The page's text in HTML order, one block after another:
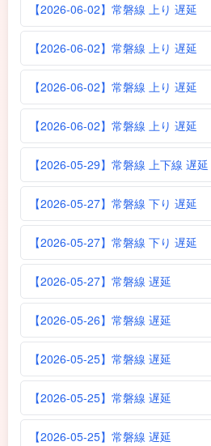
【2026-06-02】常磐線 上り 遅延
【2026-06-02】常磐線 上り 遅延
【2026-06-02】常磐線 上り 遅延
【2026-06-02】常磐線 上り 遅延
【2026-05-29】常磐線 上下線 遅延
【2026-05-27】常磐線 下り 遅延
【2026-05-27】常磐線 下り 遅延
【2026-05-27】常磐線 遅延
【2026-05-26】常磐線 遅延
【2026-05-25】常磐線 遅延
【2026-05-25】常磐線 遅延
【2026-05-25】常磐線 遅延